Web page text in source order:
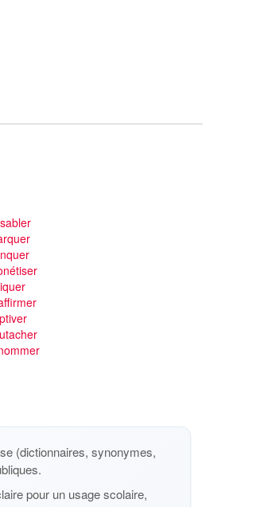
(dictionnaires, synonymes,
pour un usage scolaire,